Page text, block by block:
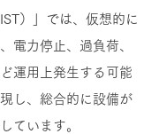
）」では、仮想的に
電力停止、過負荷、
運用上発生する可能
し、総合的に設備が
ています。